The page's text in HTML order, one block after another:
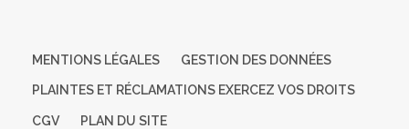
MENTIONS LÉGALES GESTION DES DONNÉES
PLAINTES ET RÉCLAMATIONS EXERCEZ VOS DROITS
CGV PLAN DU SITE